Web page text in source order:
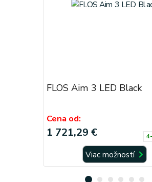
FLOS Aim 3 LED Black
Cena od:
1 721,29 €
Viac možností